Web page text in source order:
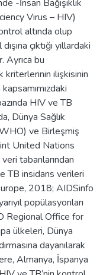
-İnsan Bağışıklık
Virus – HIV)
altında olup
çıktığı yıllardaki
Ayrıca bu
kriterlerinin ilişkisinin
HIV ve TB
Dünya Sağlık
ve Birleşmiş
United Nations
tabanlarından
TB insidans verileri
2018; AIDSinfo
popülasyonları
Regional Office for
ülkeleri, Dünya
dayanılarak
Almanya, İspanya